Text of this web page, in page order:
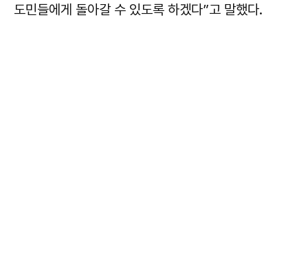
도민들에게 돌아갈 수 있도록 하겠다”고 말했다.